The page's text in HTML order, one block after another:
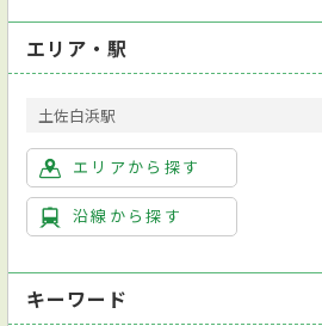
エリア・駅
土佐白浜駅
エリアから探す
沿線から探す
キーワード